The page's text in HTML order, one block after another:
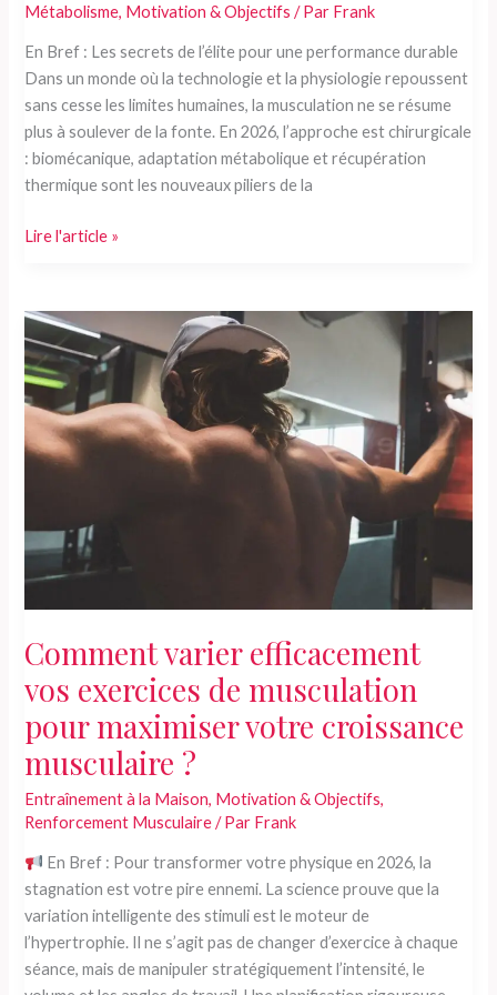
Métabolisme, Motivation & Objectifs / Par Frank
En Bref : Les secrets de l’élite pour une performance durable
Dans un monde où la technologie et la physiologie repoussent
sans cesse les limites humaines, la musculation ne se résume
plus à soulever de la fonte. En 2026, l’approche est chirurgicale
: biomécanique, adaptation métabolique et récupération
thermique sont les nouveaux piliers de la
Comment
de
haut
niveau
optimisent-
ils
leurs
préviennent-
ils
les
blessures
à
la
?
Lire l'article »
Comment varier efficacement
vos exercices de musculation
pour maximiser votre croissance
musculaire ?
Entraînement à la Maison, Motivation & Objectifs,
Renforcement Musculaire/ Par Frank
En Bref : Pour transformer votre physique en 2026, la
stagnation est votre pire ennemi. La science prouve que la
variation intelligente des stimuli est le moteur de
l’hypertrophie. Il ne s’agit pas de changer d’exercice à chaque
séance, mais de manipuler stratégiquement l’intensité, le